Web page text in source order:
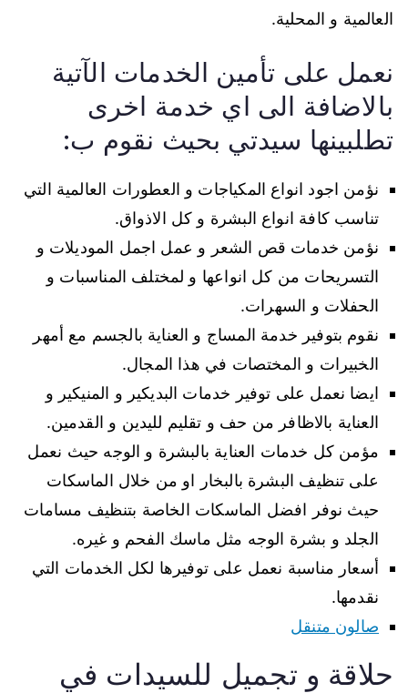
العالمية و المحلية.
نعمل على تأمين الخدمات الآتية
بالاضافة الى اي خدمة اخرى
تطلبينها سيدتي بحيث نقوم ب:
نؤمن اجود انواع المكياجات و العطورات العالمية التي
تناسب كافة انواع البشرة و كل الاذواق.
نؤمن خدمات قص الشعر و عمل اجمل الموديلات و
التسريحات من كل انواعها و لمختلف المناسبات و
الحفلات و السهرات.
نقوم بتوفير خدمة المساج و العناية بالجسم مع أمهر
الخبيرات و المختصات في هذا المجال.
ايضا نعمل على توفير خدمات البديكير و المنيكير و
العناية بالاظافر من حف و تقليم لليدين و القدمين.
مؤمن كل خدمات العناية بالبشرة و الوجه حيث نعمل
على تنظيف البشرة بالبخار او من خلال الماسكات
حيث نوفر افضل الماسكات الخاصة بتنظيف مسامات
الجلد و بشرة الوجه مثل ماسك الفحم و غيره.
أسعار مناسبة نعمل على توفيرها لكل الخدمات التي
نقدمها.
صالون متنقل
حلاقة و تجميل للسيدات في